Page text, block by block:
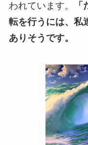
われています。
転を行うには、私
ありそうです。